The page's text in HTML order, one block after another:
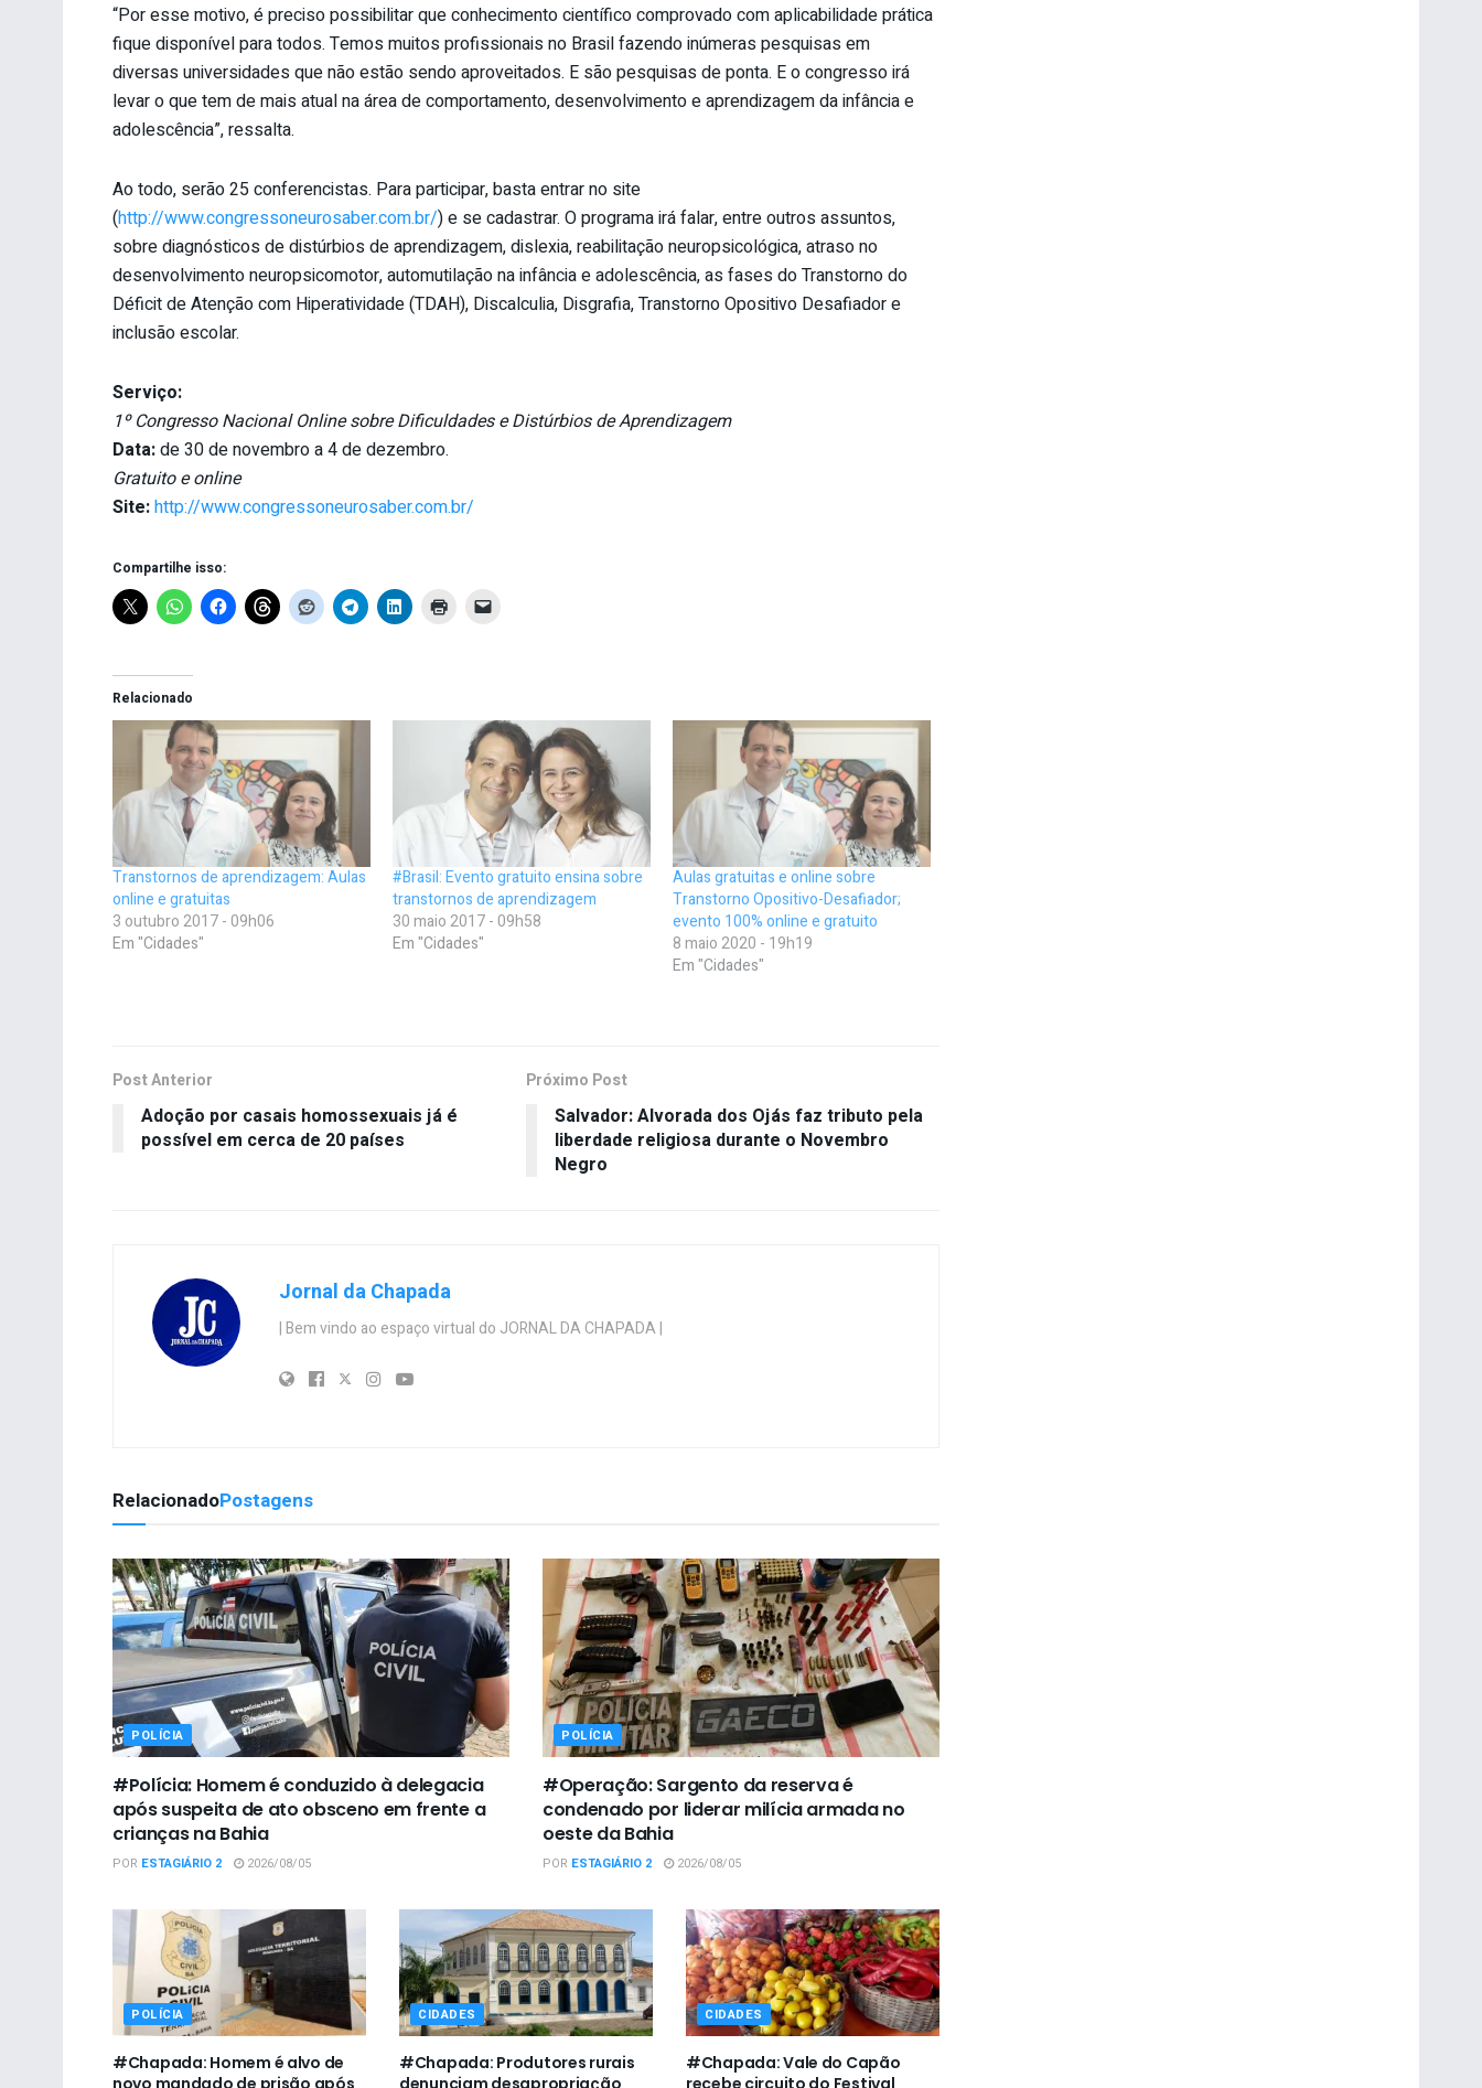
“Por esse motivo, é preciso possibilitar que conhecimento científico comprovado com aplicabilidade prática
fique disponível para todos. Temos muitos profissionais no Brasil fazendo inúmeras pesquisas em
diversas universidades que não estão sendo aproveitados. E são pesquisas de ponta. E o congresso irá
levar o que tem de mais atual na área de comportamento, desenvolvimento e aprendizagem da infância e
adolescência”, ressalta.
Ao todo, serão 25 conferencistas. Para participar, basta entrar no site
(http://www.congressoneurosaber.com.br/) e se cadastrar. O programa irá falar, entre outros assuntos,
sobre diagnósticos de distúrbios de aprendizagem, dislexia, reabilitação neuropsicológica, atraso no
desenvolvimento neuropsicomotor, automutilação na infância e adolescência, as fases do Transtorno do
Déficit de Atenção com Hiperatividade (TDAH), Discalculia, Disgrafia, Transtorno Opositivo Desafiador e
inclusão escolar.
Serviço:
1º Congresso Nacional Online sobre Dificuldades e Distúrbios de Aprendizagem
Data:de 30 de novembro a 4 de dezembro.
Gratuito e online
Site:http://www.congressoneurosaber.com.br/
Compartilhe isso:
Relacionado
Transtornos de aprendizagem: Aulas
online e gratuitas
3 outubro 2017 - 09h06
Em "Cidades"
#Brasil: Evento gratuito ensina sobre
transtornos de aprendizagem
30 maio 2017 - 09h58
Em "Cidades"
Aulas gratuitas e online sobre
Transtorno Opositivo-Desafiador;
evento 100% online e gratuito
8 maio 2020 - 19h19
Em "Cidades"
Post Anterior
Adoção por casais homossexuais já é
possível em cerca de 20 países
Próximo Post
Salvador: Alvorada dos Ojás faz tributo pela
liberdade religiosa durante o Novembro
Negro
Jornal da Chapada
| Bem vindo ao espaço virtual do JORNAL DA CHAPADA |
RelacionadoPostagens
POLÍCIA
#Polícia: Homem é conduzido à delegacia
após suspeita de ato obsceno em frente a
crianças na Bahia
POR ESTAGIÁRIO 2 2026/08/05
POLÍCIA
#Operação: Sargento da reserva é
condenado por liderar milícia armada no
oeste da Bahia
POR ESTAGIÁRIO 2 2026/08/05
POLÍCIA
#Chapada: Homem é alvo de
CIDADES
#Chapada: Produtores rurais
CIDADES
#Chapada: Vale do Capão